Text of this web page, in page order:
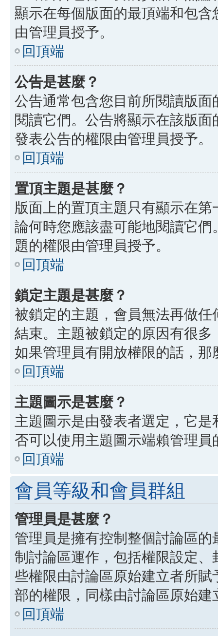
顯示在每個版面的最頂端和包
由管理員授予。
回頂端
公告是甚麼？
公告通常包含您目前所閱讀版
閱讀它們。公告將顯示在該版
發表公告的權限由管理員授予。
回頂端
置頂主題是甚麼？
版面上的置頂主題只有顯示在
論何時您應該盡可能地閱讀它
題的權限由管理員授予。
回頂端
鎖定主題是甚麼？
被鎖定的主題，會員無法再做
結束。主題被鎖定的原因有很
如果管理員有開放權限的話，
回頂端
主題圖示是甚麼？
主題圖示是由發表者選定，它
否可以使用主題圖示端賴管理員
回頂端
會員等級和會員群組
管理員是甚麼？
管理員是擁有控制整個討論區
制討論區運作，包括權限設定
些權限由討論區原始建立者所
部的權限，同樣由討論區原始建
回頂端